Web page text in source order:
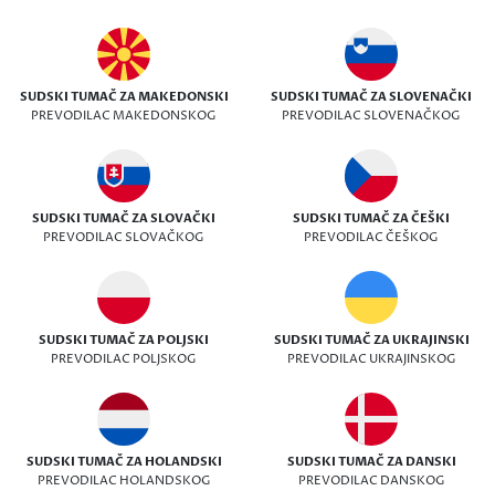
SUDSKI TUMAČ ZA MAKEDONSKI
PREVODILAC MAKEDONSKOG
SUDSKI TUMAČ ZA SLOVENAČKI
PREVODILAC SLOVENAČKOG
SUDSKI TUMAČ ZA SLOVAČKI
PREVODILAC SLOVAČKOG
SUDSKI TUMAČ ZA ČEŠKI
PREVODILAC ČEŠKOG
SUDSKI TUMAČ ZA POLJSKI
PREVODILAC POLJSKOG
SUDSKI TUMAČ ZA UKRAJINSKI
PREVODILAC UKRAJINSKOG
SUDSKI TUMAČ ZA HOLANDSKI
PREVODILAC HOLANDSKOG
SUDSKI TUMAČ ZA DANSKI
PREVODILAC DANSKOG